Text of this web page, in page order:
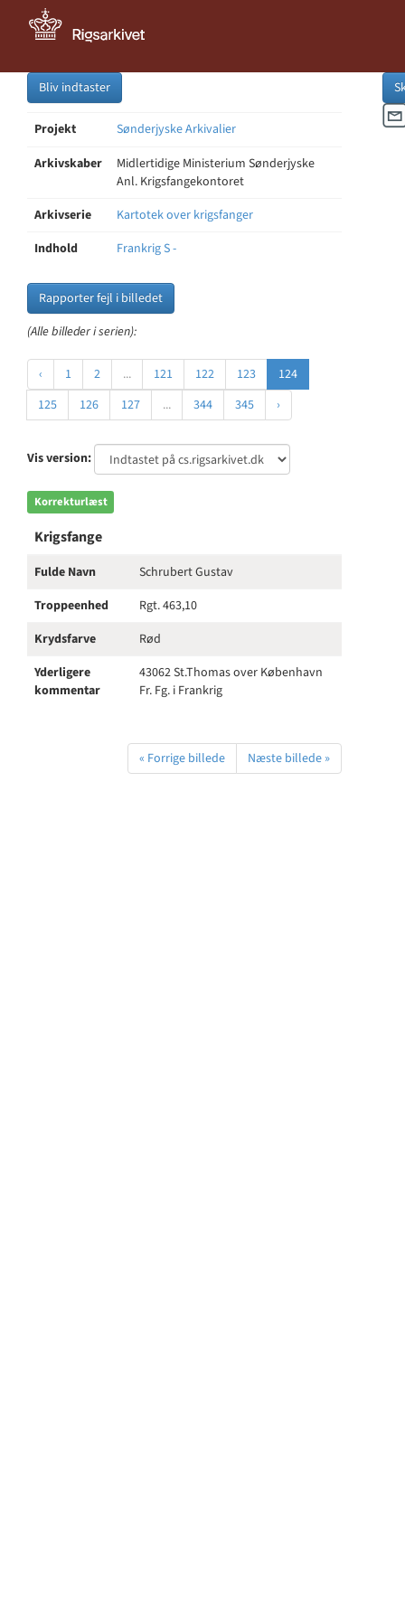
Bliv indtaster
Projekt
Sønderjyske Arkivalier
Arkivskaber
Midlertidige Ministerium Sønderjyske
Anl. Krigsfangekontoret
Arkivserie
Kartotek over krigsfanger
Indhold
Frankrig S -
Rapporter fejl i billedet
(Alle billeder i serien):
‹ 1 2 ... 121 122 123
124
125
126 127 ... 344 345 ›
Vis version:
Korrekturlæst
Krigsfange
Fulde Navn
Schrubert Gustav
Troppeenhed
Rgt. 463,10
Krydsfarve
Rød
Yderligere
kommentar
43062 St.Thomas over København
Fr. Fg. i Frankrig
« Forrige billede Næste billede »